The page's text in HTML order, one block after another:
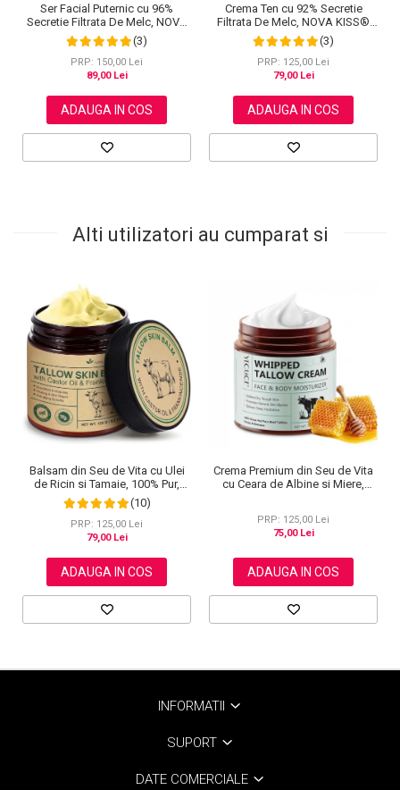
Ser Facial Puternic cu 96%
Secretie Filtrata De Melc, NOVA
KISS® Snail 96 Power Serum,
100 ml
(3)
PRP: 150,00 Lei
89,00 Lei
ADAUGA IN COS
Crema Ten cu 92% Secretie
Filtrata De Melc, NOVA KISS®
Advanced Snail 92 All In One,
100 g
(3)
PRP: 125,00 Lei
79,00 Lei
ADAUGA IN COS
Alti utilizatori au cumparat si
Balsam din Seu de Vita cu Ulei
de Ricin si Tamaie, 100% Pur,
NOVA KISS®, 120 g
(10)
PRP: 125,00 Lei
79,00 Lei
ADAUGA IN COS
Crema Premium din Seu de Vita
cu Ceara de Albine si Miere,
PRP: 125,00 Lei
75,00 Lei
ADAUGA IN COS
INFORMATII
SUPORT
DATE COMERCIALE